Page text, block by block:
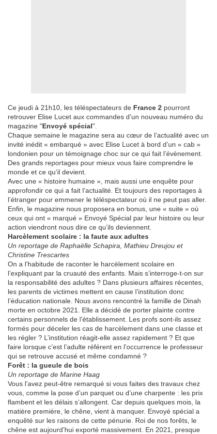
Ce jeudi à 21h10, les téléspectateurs de France 2 pourront
retrouver Elise Lucet aux commandes d'un nouveau numéro du
magazine "Envoyé spécial".
Chaque semaine le magazine sera au cœur de l’actualité avec un
invité inédit « embarqué » avec Elise Lucet à bord d’un « cab »
londonien pour un témoignage choc sur ce qui fait l’évènement.
Des grands reportages pour mieux vous faire comprendre le
monde et ce qu’il devient.
Avec une « histoire humaine », mais aussi une enquête pour
approfondir ce qui a fait l’actualité. Et toujours des reportages à
l’étranger pour emmener le téléspectateur où il ne peut pas aller.
Enfin, le magazine nous proposera en bonus, une « suite » où
ceux qui ont « marqué » Envoyé Spécial par leur histoire ou leur
action viendront nous dire ce qu’ils deviennent.
Harcèlement scolaire : la faute aux adultes
Un reportage de Raphaëlle Schapira, Mathieu Dreujou et
Christine Trescartes
On a l’habitude de raconter le harcèlement scolaire en
l’expliquant par la cruauté des enfants. Mais s’interroge-t-on sur
la responsabilité des adultes ? Dans plusieurs affaires récentes,
les parents de victimes mettent en cause l’institution donc
l’éducation nationale. Nous avons rencontré la famille de Dinah
morte en octobre 2021. Elle a décidé de porter plainte contre
certains personnels de l’établissement. Les profs sont-ils assez
formés pour déceler les cas de harcèlement dans une classe et
les régler ? L’institution réagit-elle assez rapidement ? Et que
faire lorsque c’est l’adulte référent en l’occurrence le professeur
qui se retrouve accusé et même condamné ?
Forêt : la gueule de bois
Un reportage de Marine Haag
Vous l’avez peut-être remarqué si vous faites des travaux chez
vous, comme la pose d’un parquet ou d’une charpente : les prix
flambent et les délais s’allongent. Car depuis quelques mois, la
matière première, le chêne, vient à manquer. Envoyé spécial a
enquêté sur les raisons de cette pénurie. Roi de nos forêts, le
chêne est aujourd’hui exporté massivement. En 2021, presque